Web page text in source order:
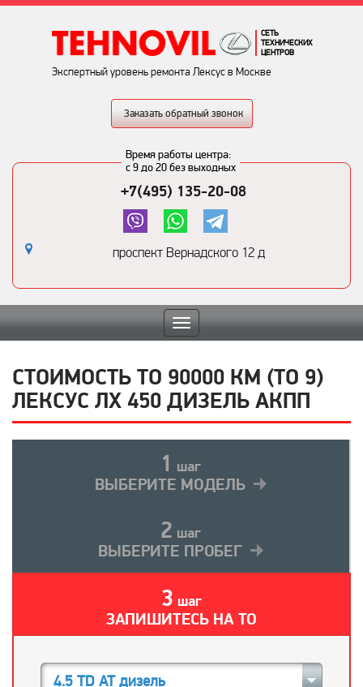
СЕТЬ
ТЕХНИЧЕСКИХ
ЦЕНТРОВ
Экспертный уровень ремонта Лексус в Москве
Заказать обратный звонок
Время работы центра:
с 9 до 20 без выходных
+7(495) 135-20-08
проспект Вернадского 12 д
Toggle
navigation
СТОИМОСТЬ ТО 90000 КМ (ТО 9)
ЛЕКСУС ЛХ 450 ДИЗЕЛЬ АКПП
1 шаг
ВЫБЕРИТЕ МОДЕЛЬ
2 шаг
ВЫБЕРИТЕ ПРОБЕГ
3 шаг
ЗАПИШИТЕСЬ НА ТО
4.5 TD AT дизель